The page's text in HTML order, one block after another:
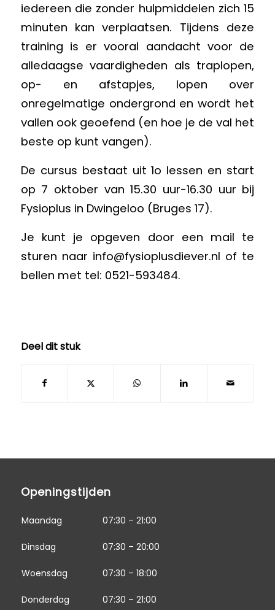
iedereen die zonder hulpmiddelen zich 15
minuten kan verplaatsen. Tijdens deze
training is er vooral aandacht voor de
alledaagse vaardigheden als traplopen,
op- en afstapjes, lopen over
onregelmatige ondergrond en wordt het
vallen ook geoefend (en hoe je de val het
beste op kunt vangen).
De cursus bestaat uit 1o lessen en start
op 7 oktober van 15.30 uur-16.30 uur bij
Fysioplus in Dwingeloo (Bruges 17).
Je kunt je opgeven door een mail te
sturen naar info@fysioplusdiever.nl of te
bellen met tel: 0521-593484.
Deel dit stuk
Openingstijden
Maandag 07:30 – 21:00
Dinsdag 07:30 – 20:00
Woensdag 07:30 – 18:00
Donderdag 07:30 – 21:00